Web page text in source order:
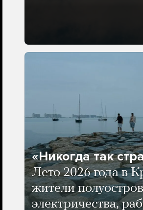
«Никогда так
Лето 2026 года в
жители
электричества,